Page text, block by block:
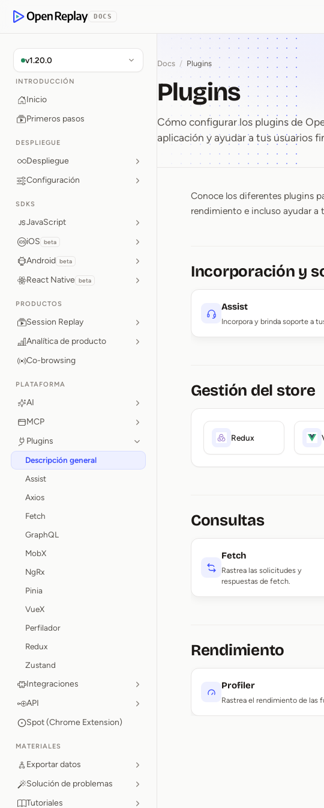
OpenReplay
DOCS
v1.20.0
INTRODUCCIÓN
Inicio
Primeros pasos
DESPLIEGUE
Despliegue
Configuración
SDKS
JavaScript
iOS beta
Android beta
React Native beta
PRODUCTOS
Session Replay
Analítica de producto
Co-browsing
PLATAFORMA
AI
MCP
Plugins
Descripción general
Assist
Axios
Fetch
GraphQL
MobX
NgRx
Pinia
VueX
Perfilador
Redux
Zustand
Integraciones
API
Spot (Chrome Extension)
MATERIALES
Exportar datos
Solución de problemas
Tutoriales
Docs / Plugins
Plugins
Cómo configurar los plugins de
aplicación y ayudar a tus usuarios
Plugins
Conoce los diferentes plugins
rendimiento e incluso ayudar a
Incorporación y
Assist
Incorpora y brinda soporte a
Gestión del store
Redux
Consultas
Fetch
Rastrea las solicitudes y
respuestas de fetch.
Rendimiento
Profiler
Rastrea el rendimiento de las